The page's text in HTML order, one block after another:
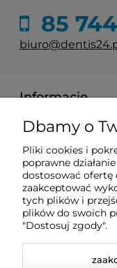
85
Informacje
Zakupy
Pomoc
Moje konto
Dbamy o
Pliki cookies i
poprawne
dostosować ofertę
zaakceptować
tych plików i
plików do swoich
"Dostosuj zgody".